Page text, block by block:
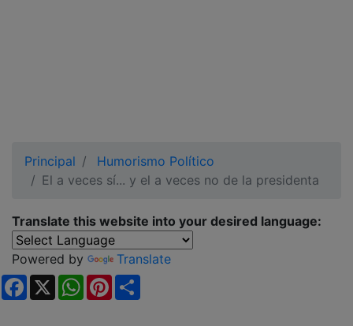
Principal
Humorismo Político
El a veces sí... y el a veces no de la presidenta
Translate this website into your desired language:
Powered by
Translate
Facebook
X WhatsApp
Pinterest